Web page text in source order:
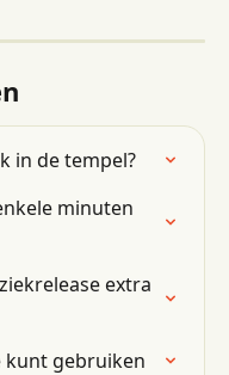
in de tempel?
minuten
extra
kunt gebruiken